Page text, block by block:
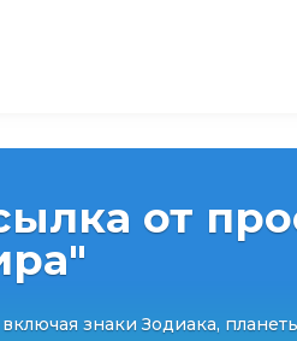
от
включая знаки Зодиака,